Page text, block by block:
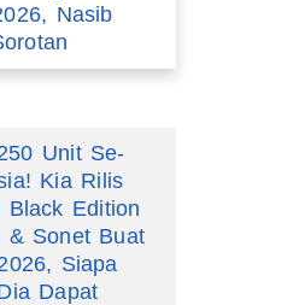
Nasib
Unit Se-
Kia Rilis
Black Edition
& Sonet Buat
Siapa
Dapat